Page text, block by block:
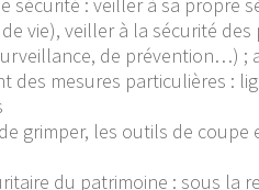
sécurité : veiller à sa propre
vie), veiller à la sécurité
de prévention…) ;
des mesures particulières :
grimper, les outils de coupe
du patrimoine : sous la